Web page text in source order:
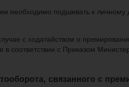
необходимо подшивать к личному
с ходатайством о
в соответствии с Приказом
связанного с